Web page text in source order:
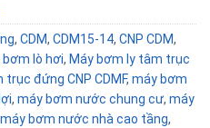
, CDM, CDM15-14, CNP CDM,
bơm lò hơi, Máy bơm ly tâm trục
đứng CNP CDMF, máy bơm
, máy bơm nước chung cư, máy
máy bơm nước nhà cao tầng,